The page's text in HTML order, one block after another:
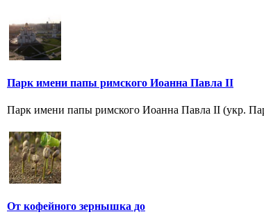
Парк имени папы римского Иоанна Павла II
Парк имени папы римского Иоанна Павла II (укр.
От кофейного зернышка до